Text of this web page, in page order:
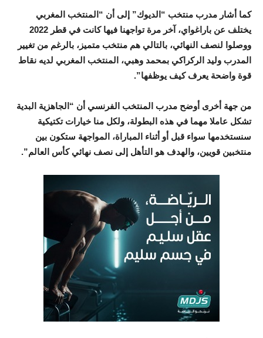
كما أشار مدرب منتخب “الديوك” إلى أن “المنتخب المغربي
يختلف عن باراغواي، آخر مرة تواجهنا فيها كانت في قطر 2022
ووصلوا لنصف النهائي، بالتالي هم منتخب متميز، بالرغم من تغيير
المدرب وليد الركراكي بمحمد وهبي، المنتخب المغربي لديه نقاط
قوة واضحة يعرف كيف يوظفها”.
من جهة أخرى أوضح مدرب المنتخب الفرنسي أن “الجاهزية البدية
تشكل عاملا مهما في هذه البطولة، ولكل منا خيارات تكتيكية
سنستخدمها سواء قبل أو أثناء المباراة، المواجهة ستكون بين
منتخبين قويين، والهدف هو التأهل إلى نصف نهائي كأس العالم”.